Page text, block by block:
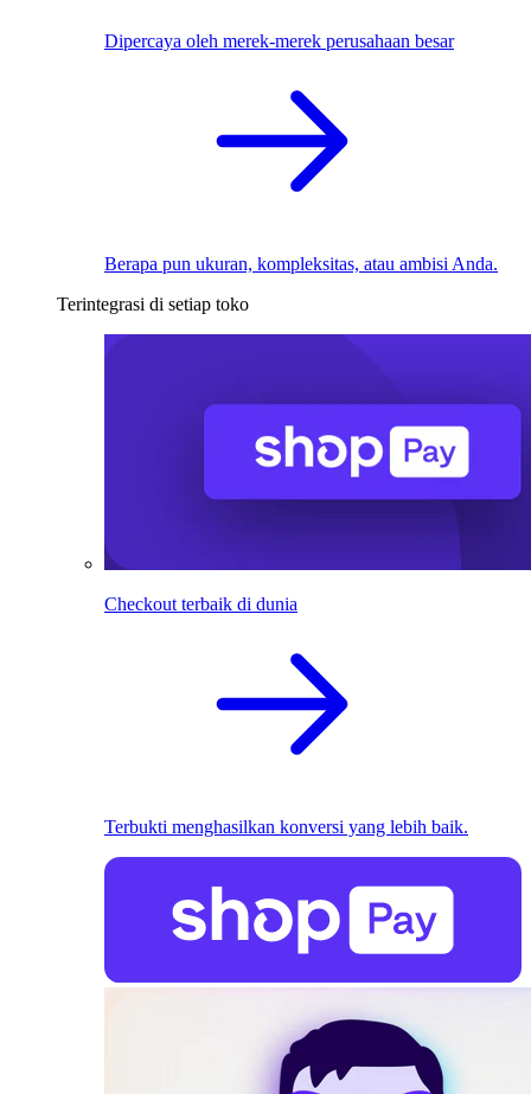
Dipercaya oleh merek-merek perusahaan besar
Berapa pun ukuran, kompleksitas, atau ambisi Anda.
Terintegrasi di setiap toko
Checkout terbaik di dunia
Terbukti menghasilkan konversi yang lebih baik.